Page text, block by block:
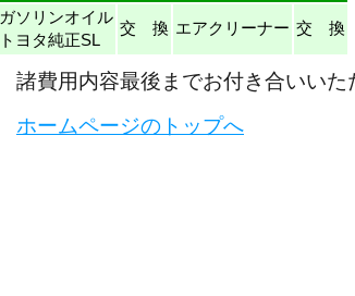
ガソリンオイル
トヨタ純正SL
交 換 エアクリーナー 交 換
諸費用内容最後までお付き合いい
ホームページのトップへ